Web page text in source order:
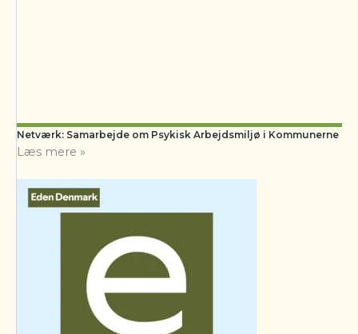
Netværk: Samarbejde om Psykisk Arbejdsmiljø i Kommunerne
Læs mere »